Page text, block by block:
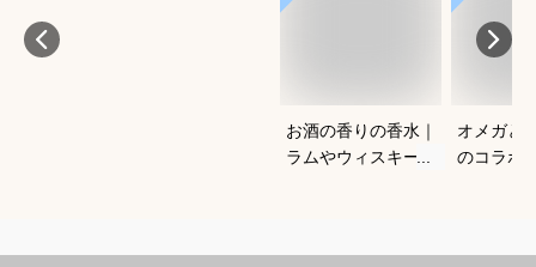
お酒の香りの香水｜
ラムやウィスキーな
オメガと
のコラボ